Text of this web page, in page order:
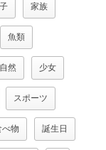
家族
魚類
自然 少女
スポーツ
べ物 誕生日